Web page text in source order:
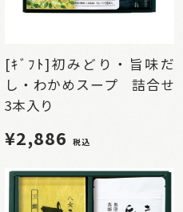
[ｷﾞﾌﾄ]初みどり・旨味だ
し・わかめスープ 詰合せ
3本入り
¥2,886 税込